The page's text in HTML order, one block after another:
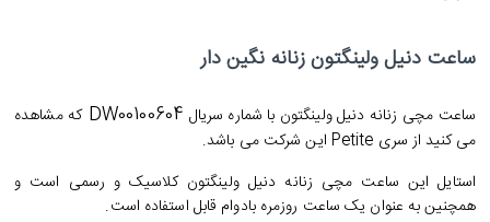
ساعت دنیل ولینگتون زنانه نگین دار
ساعت مچی زنانه دنیل ولینگتون با شماره سریال DW00100604 که مشاهده
می کنید از سری Petite این شرکت می باشد.
استایل این ساعت مچی زنانه دنیل ولینگتون کلاسیک و رسمی است و
همچنین به عنوان یک ساعت روزمره بادوام قابل استفاده است.